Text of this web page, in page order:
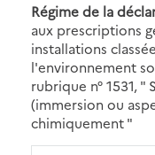
Régime de la
aux prescriptions
installations
l'environnement
rubrique n° 1531,
(immersion ou
chimiquement "